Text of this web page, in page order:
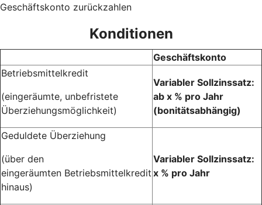
Geschäftskonto zurückzahlen
Konditionen
Geschäftskonto
Betriebsmittelkredit
(eingeräumte, unbefristete
Überziehungsmöglichkeit)
Variabler Sollzinssatz:
ab x % pro Jahr
(bonitätsabhängig)
Geduldete Überziehung
(über den
eingeräumten Betriebsmittelkredit
hinaus)
Variabler Sollzinssatz:
x % pro Jahr